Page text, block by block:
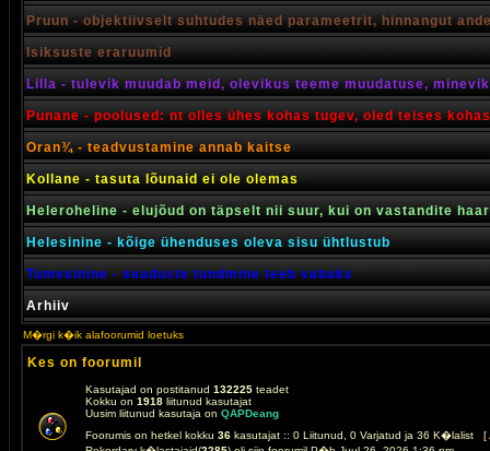
Pruun - objektiivselt suhtudes näed parameetrit, hinnangut
Isiksuste eraruumid
Lilla - tulevik muudab meid, olevikus teeme muudatuse,
Punane - poolused: nt olles ühes kohas tugev, oled teises
Oran¾ - teadvustamine annab kaitse
Kollane - tasuta lõunaid ei ole olemas
Heleroheline - elujõud on täpselt nii suur, kui on vastandite
Helesinine - kõige ühenduses oleva sisu ühtlustub
Tumesinine - seaduste tundmine teeb vabaks
Arhiiv
M�rgi k�ik alafoorumid loetuks
Kes on foorumil
Kasutajad on postitanud 132225 teadet
Kokku on 1918 liitunud kasutajat
Uusim liitunud kasutaja on QAPDeang
Foorumis on hetkel kokku 36 kasutajat :: 0 Liitunud, 0 Varjatud ja 36 K�lalist [